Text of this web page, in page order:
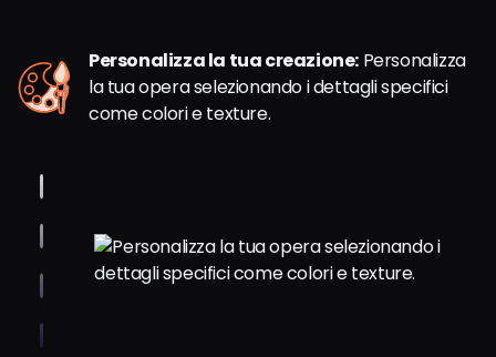
Personalizza la tua creazione: Personalizza
la tua opera selezionando i dettagli specifici
come colori e texture.